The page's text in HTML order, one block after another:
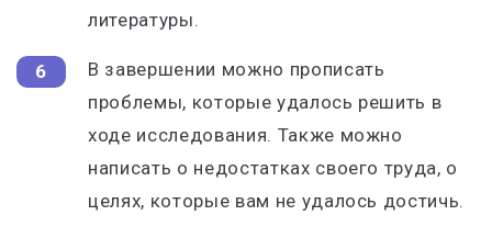
литературы.
В завершении можно прописать
проблемы, которые удалось решить в
ходе исследования. Также можно
написать о недостатках своего труда, о
целях, которые вам не удалось достичь.